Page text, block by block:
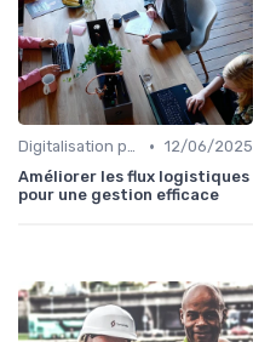
Digitalisation processus • 12/06/2025
Améliorer les flux logistiques
pour une gestion efficace